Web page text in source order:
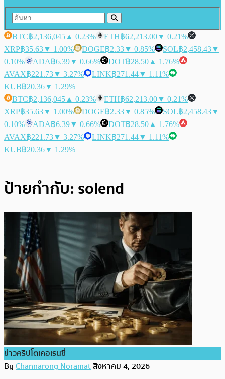
BTC฿2,136,045 ▲ 0.23% ETH฿62,213.00▼ 0.21%
XRP฿35.63▼ 1.00% DOGE฿2.33▼ 0.85% SOL฿2,458.43▼
0.10%
ADA฿6.39▼ 0.66% DOT฿28.50 ▲ 1.76%
AVAX฿221.73▼ 3.27% LINK฿271.44▼ 1.11%
KUB฿20.36▼ 1.29%
BTC฿2,136,045 ▲ 0.23% ETH฿62,213.00▼ 0.21%
XRP฿35.63▼ 1.00% DOGE฿2.33▼ 0.85% SOL฿2,458.43▼
0.10%
ADA฿6.39▼ 0.66% DOT฿28.50 ▲ 1.76%
AVAX฿221.73▼ 3.27% LINK฿271.44▼ 1.11%
KUB฿20.36▼ 1.29%
ป้ายกำกับ: solend
ข่าวคริปโตเคอเรนซี่
ByChannarong Noramatสิงหาคม 4, 2026